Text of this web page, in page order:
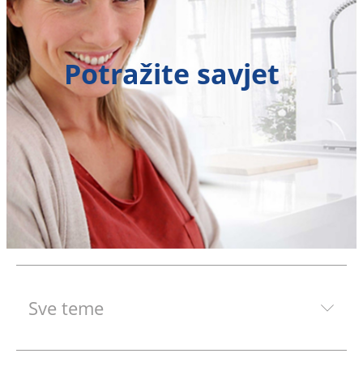
Potražite savjet
Sve teme